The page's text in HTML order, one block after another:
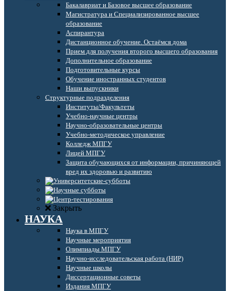
Бакалавриат и Базовое высшее образование
Магистратура и Специализированное высшее
образование
Аспирантура
Дистанционное обучение. Остаёмся дома
Прием для получения второго высшего образования
Дополнительное образование
Подготовительные курсы
Обучение иностранных студентов
Наши выпускники
Структурные подразделения
Институты/Факультеты
Учебно-научные центры
Научно-образовательные центры
Учебно-методическое управление
Колледж МПГУ
Лицей МПГУ
Защита обучающихся от информации, причиняющей
вред их здоровью и развитию
Закрыть
НАУКА
Наука в МПГУ
Научные мероприятия
Олимпиады МПГУ
Научно-исследовательская работа (НИР)
Научные школы
Диссертационные советы
Издания МПГУ